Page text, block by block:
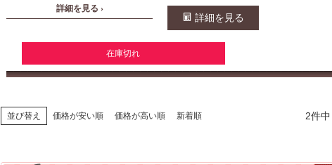
詳細を見る ›
詳細を見る
在庫切れ
並び替え 価格が安い順 価格が高い順 新着順 2件中